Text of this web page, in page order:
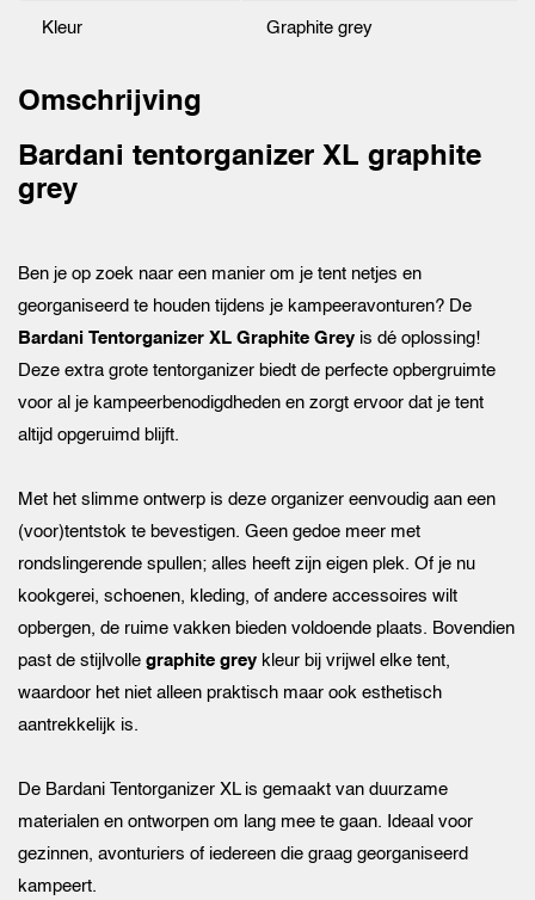
Kleur Graphite grey
Omschrijving
Bardani tentorganizer XL graphite
grey
Ben je op zoek naar een manier om je tent netjes en
georganiseerd te houden tijdens je kampeeravonturen? De
Bardani Tentorganizer XL Graphite Grey is dé oplossing!
Deze extra grote tentorganizer biedt de perfecte opbergruimte
voor al je kampeerbenodigdheden en zorgt ervoor dat je tent
altijd opgeruimd blijft.
Met het slimme ontwerp is deze organizer eenvoudig aan een
(voor)tentstok te bevestigen. Geen gedoe meer met
rondslingerende spullen; alles heeft zijn eigen plek. Of je nu
kookgerei, schoenen, kleding, of andere accessoires wilt
opbergen, de ruime vakken bieden voldoende plaats. Bovendien
past de stijlvolle graphite grey kleur bij vrijwel elke tent,
waardoor het niet alleen praktisch maar ook esthetisch
aantrekkelijk is.
De Bardani Tentorganizer XL is gemaakt van duurzame
materialen en ontworpen om lang mee te gaan. Ideaal voor
gezinnen, avonturiers of iedereen die graag georganiseerd
kampeert.